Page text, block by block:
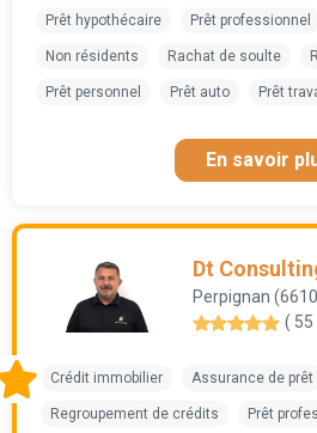
Prêt hypothécaire Prêt professionnel
Non résidents Rachat de soulte
Prêt personnel Prêt auto Prêt
En savoir
Dt
Perpignan
( 55
Crédit immobilier Assurance de prêt
Regroupement de crédits Prêt